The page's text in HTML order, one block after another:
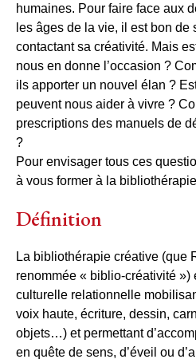
humaines. Pour faire face aux
les âges de la vie, il est bon de
contactant sa créativité. Mais
nous en donne l’occasion ?
ils apporter un nouvel élan ?
peuvent nous aider à vivre ?
prescriptions des manuels de
?
Pour envisager tous ces
à vous former à la
Définition
La bibliothérapie créative (que
renommée « biblio-créativité »)
culturelle relationnelle
voix haute, écriture, dessin,
objets…) et permettant
en quête de sens, d’éveil ou